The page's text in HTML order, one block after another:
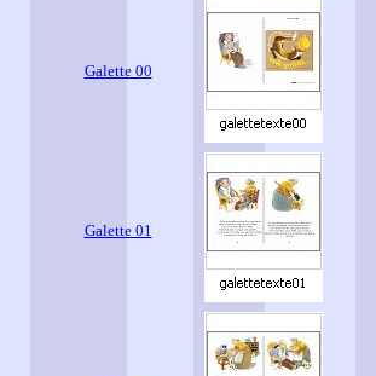
Galette 00
Galette 01